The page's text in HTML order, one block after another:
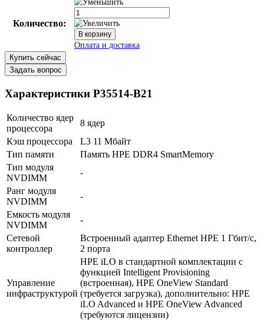
Количество:
Купить сейчас
Задать вопрос
Характеристики P35514-B21
Количество ядер
процессора
8 ядер
Кэш процессора
L3 11 Мбайт
Тип памяти
Память HPE DDR4 SmartMemory
Тип модуля
NVDIMM
-
Ранг модуля
NVDIMM
-
Емкость модуля
NVDIMM
-
Сетевой
контроллер
Встроенный адаптер Ethernet HPE 1 Гбит/с,
2 порта
Управление
инфраструктурой
HPE iLO в стандартной комплектации с
функцией Intelligent Provisioning
(встроенная), HPE OneView Standard
(требуется загрузка), дополнительно: HPE
iLO Advanced и HPE OneView Advanced
(требуются лицензии)